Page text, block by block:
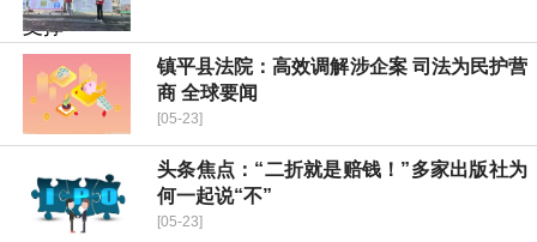
镇平县法院：高效调解涉企案 司法为民护营
商 全球要闻
[05-23]
头条焦点：“二折就是赔钱！”多家出版社为
何一起说“不”
[05-23]